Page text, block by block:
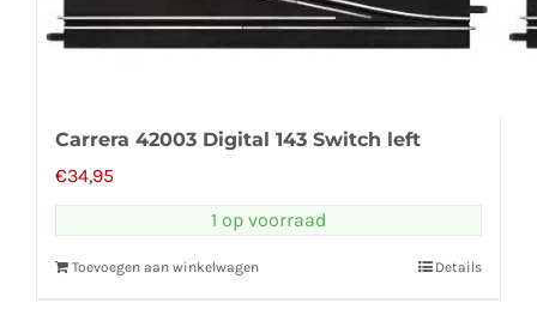
Carrera 42003 Digital 143 Switch left
€34,95
1 op voorraad
Toevoegen aan winkelwagen Details